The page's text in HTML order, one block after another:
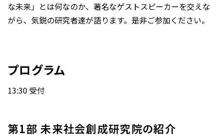
な未来」とは何なのか、著名なゲストスピーカーを交えな
がら、気鋭の研究者達が語ります。是非ご参加ください。
プログラム
13:30 受付
第1部 未来社会創成研究院の紹介